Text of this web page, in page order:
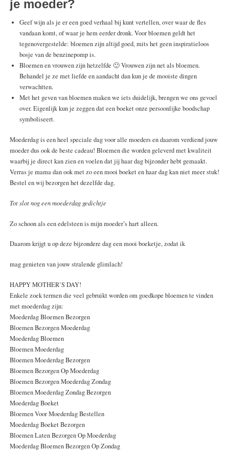
je moeder?
Geef wijn als je er een goed verhaal bij kunt vertellen, over waar de fles
vandaan komt, of waar je hem eerder dronk. Voor bloemen geldt het
tegenovergestelde: bloemen zijn altijd goed, mits het geen inspiratieloos
bosje van de benzinepomp is.
Bloemen en vrouwen zijn hetzelfde 🙂 Vrouwen zijn net als bloemen.
Behandel je ze met liefde en aandacht dan kun je de mooiste dingen
verwachtten.
Met het geven van bloemen maken we iets duidelijk, brengen we ons gevoel
over. Eigenlijk kun je zeggen dat een boeket onze persoonlijke boodschap
symboliseert.
Moederdag is een heel speciale dag voor alle moeders en daarom verdiend jouw
moeder dus ook de beste cadeau! Bloemen die worden geleverd met kwaliteit
waarbij je direct kan zien en voelen dat jij haar dag bijzonder hebt gemaakt.
Verras je mama dan ook met zo een mooi boeket en haar dag kan niet meer stuk!
Bestel en wij bezorgen het dezelfde dag.
Tot slot nog een moederdag gedichtje
Zo schoon als een edelsteen is mijn moeder’s hart alleen.
Daarom krijgt u op deze bijzondere dag een mooi boeketje, zodat ik
mag genieten van jouw stralende glimlach!
HAPPY MOTHER’S DAY!
Enkele zoek termen die veel gebruikt worden om goedkope bloemen te vinden
met moederdag zijn:
Moederdag Bloemen Bezorgen
Bloemen Bezorgen Moederdag
Moederdag Bloemen
Bloemen Moederdag
Bloemen Moederdag Bezorgen
Bloemen Bezorgen Op Moederdag
Bloemen Bezorgen Moederdag Zondag
Bloemen Moederdag Zondag Bezorgen
Moederdag Boeket
Bloemen Voor Moederdag Bestellen
Moederdag Boeket Bezorgen
Bloemen Laten Bezorgen Op Moederdag
Moederdag Bloemen Bezorgen Op Zondag